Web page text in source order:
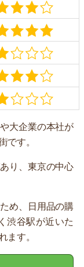
大企業の本社が
です。
り、東京の中心
め、日用品の購
渋谷駅が近いた
ます。